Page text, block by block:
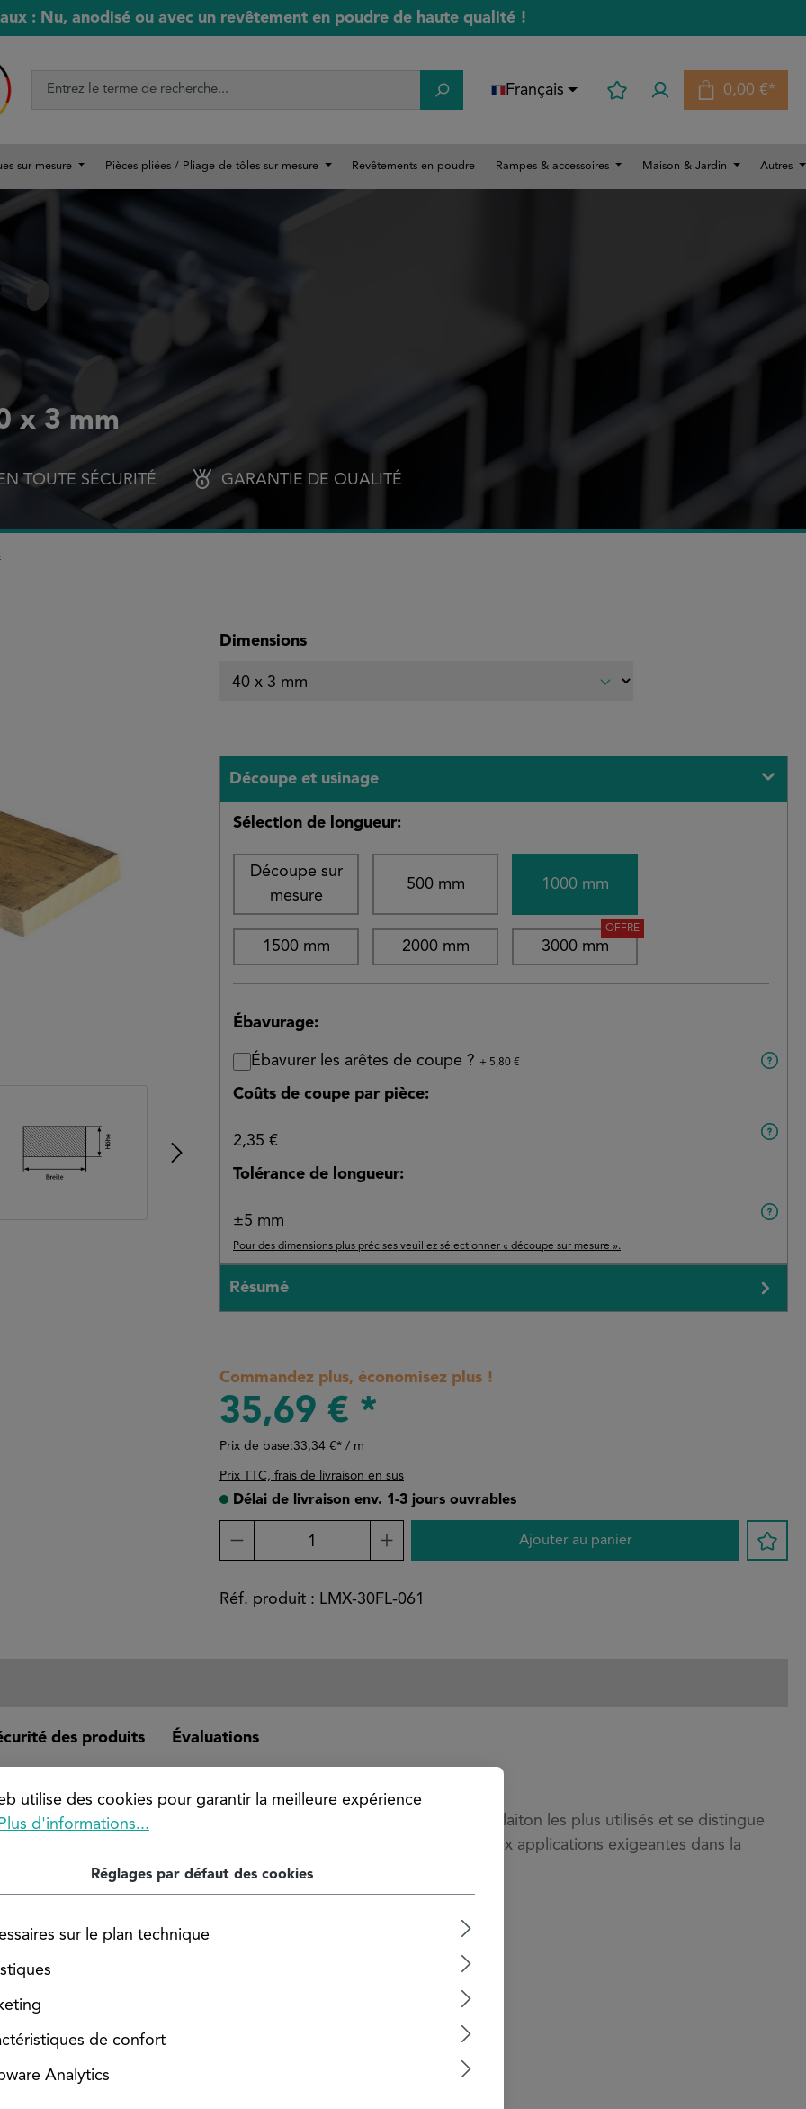
: Nu, anodisé ou avec un revêtement en poudre de haute qualité !
Français 0,00 €*
Le
sur mesure Pièces pliées / Pliage de tôles sur mesure Revêtements en poudre Rampes & accessoires Maison & Jardin Autres
x 3 mm
TOUTE SÉCURITÉ GARANTIE DE QUALITÉ
Sélectionnez
Dimensions
Découpe et usinage
Sélection de longueur:
Découpe sur
mesure
500 mm 1000 mm
1500 mm 2000 mm 3000 mm
OFFRE
Ébavurage:
Ébavurer les arêtes de coupe ? + 5,80 €
Coûts de coupe par pièce:
2,35 €
Tolérance de longueur:
±5 mm
Pour des dimensions plus précises veuillez sélectionner « découpe sur mesure ».
Résumé
Quantité de produit : Entrez la quantité souhaitée ou
Ajouter au panier
Commandez plus, économisez plus !
35,69 € *
Prix de base:33,34 €* / m
Prix TTC, frais de livraison en sus
Délai de livraison env. 1-3 jours ouvrables
Réf. produit : LMX-30FL-061
des produits Évaluations
/ CW614N
connue sous la désignation CW614N, compte parmi les alliages de laiton les plus utilisés et se distingue
aux opérations de tournage et de fraisage de précision ainsi qu’aux applications exigeantes dans la
plate en laiton
utilise des cookies pour garantir la meilleure expérience
Plus d'informations...
Réglages par défaut des cookies
sur le plan technique
de confort
Analytics